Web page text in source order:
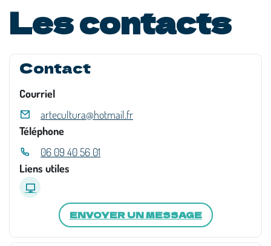
Les contacts
Contact
Courriel
artecultura@hotmail.fr
Téléphone
06 09 40 56 01
Liens utiles
ENVOYER UN MESSAGE